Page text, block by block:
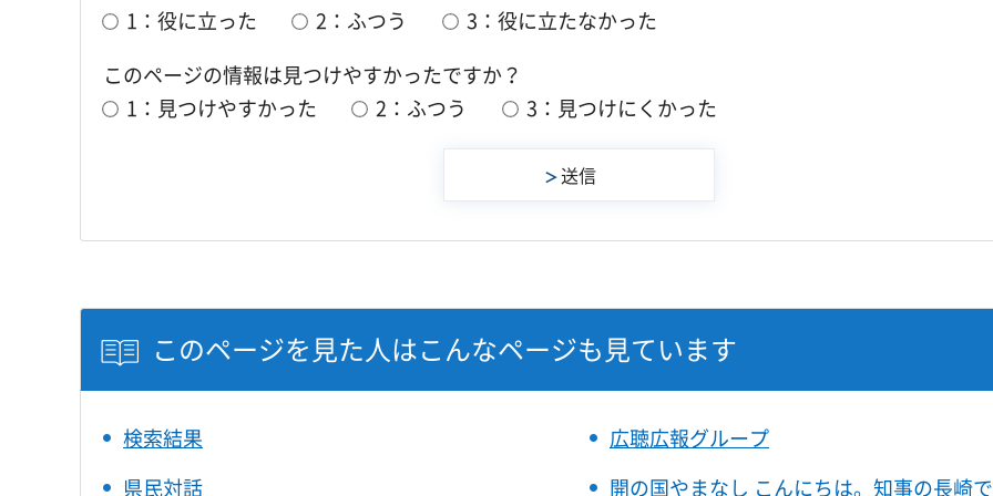
1：役に立った
2：ふつう
3：役に立たなかった
このページの情報は見つけやすかったですか？
1：見つけやすかった
2：ふつう 3：見つけにくかった
このページを見た人はこんなページも見ています
検索結果
広聴広報グループ
県民対話
開の国やまなし こんにちは。知事の長崎